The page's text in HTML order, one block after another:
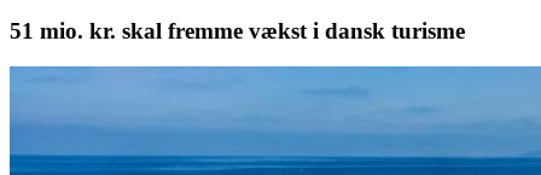
51 mio. kr. skal fremme vækst i dansk turisme